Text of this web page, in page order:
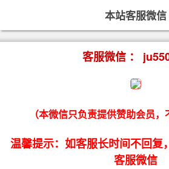
本站客服微信
客服微信 ：
（本微信只负责提供赞助会员，
温馨提示：如客服长时间不回复
客服微信